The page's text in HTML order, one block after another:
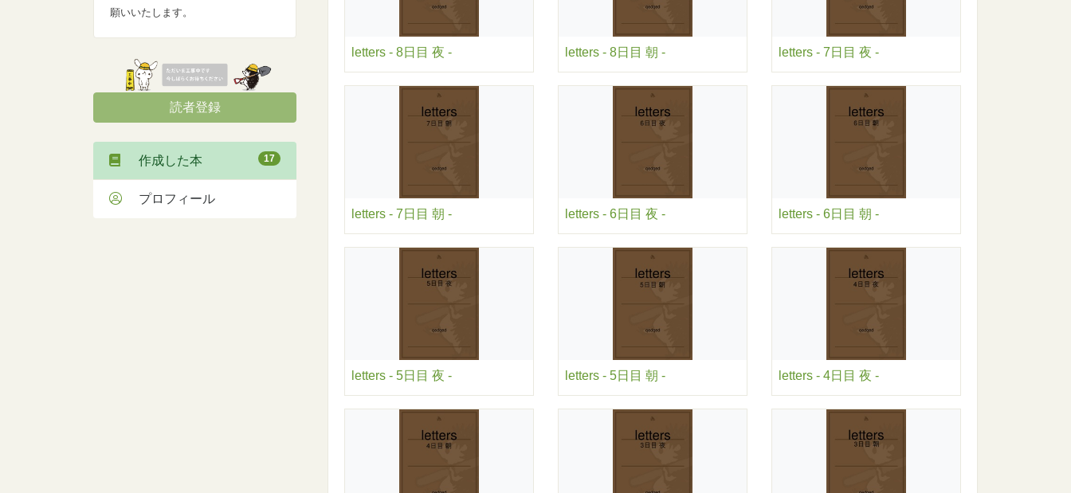
letters - 8日目 夜 - letters - 8日目 朝 - letters - 7日目 夜 -
letters - 7日目 朝 - letters - 6日目 夜 - letters - 6日目 朝 -
letters - 5日目 夜 - letters - 5日目 朝 - letters - 4日目 夜 -
願いいたします。
読者登録
作成した本 17
プロフィール